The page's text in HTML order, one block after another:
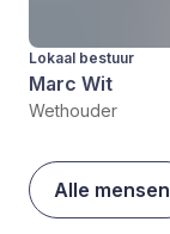
Lokaal bestuur
Marc Wit
Wethouder
Alle mensen